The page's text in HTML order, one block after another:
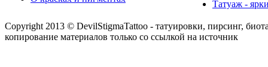
Татуаж -
Copyright 2013 © DevilStigmaTattoo - татуировки, пирсинг,
копирование материалов только со ссылкой на источник